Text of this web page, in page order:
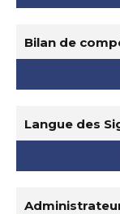
Bilan de
Langue des